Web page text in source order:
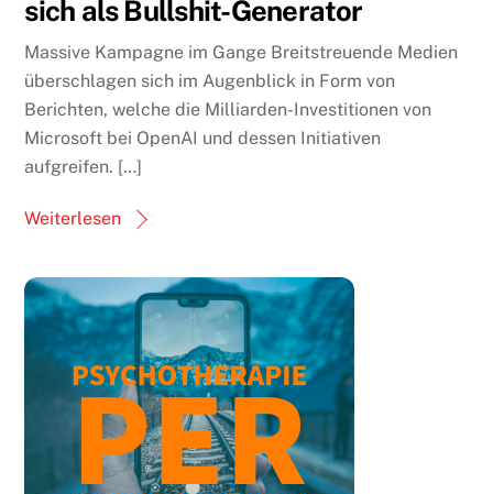
sich als Bullshit-Generator
Massive Kampagne im Gange Breitstreuende Medien
überschlagen sich im Augenblick in Form von
Berichten, welche die Milliarden-Investitionen von
Microsoft bei OpenAI und dessen Initiativen
aufgreifen. […]
Weiterlesen